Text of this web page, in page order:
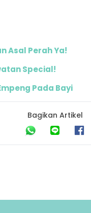
Asal Perah Ya!
Special!
Pada Bayi
Bagikan Artikel